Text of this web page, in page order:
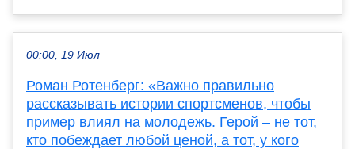
00:00, 19 Июл
Роман Ротенберг: «Важно правильно
рассказывать истории спортсменов, чтобы
пример влиял на молодежь. Герой – не тот,
кто побеждает любой ценой, а тот, у кого